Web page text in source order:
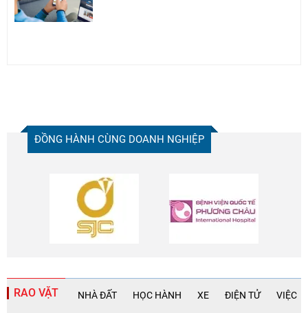
ĐỒNG HÀNH CÙNG DOANH NGHIỆP
RAO VẶT NHÀ ĐẤT HỌC HÀNH XE ĐIỆN TỬ VIỆC